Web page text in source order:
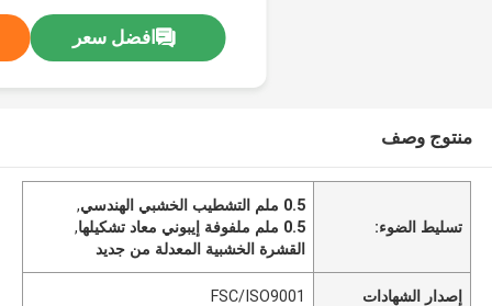
افضل سعر
منتوج وصف
تسليط الضوء:
0.5 ملم التشطيب الخشبي الهندسي
,
0.5 ملم ملفوفة إيبوني معاد تشكيلها
,
القشرة الخشبية المعدلة من جديد
إصدار الشهادات FSC/ISO9001